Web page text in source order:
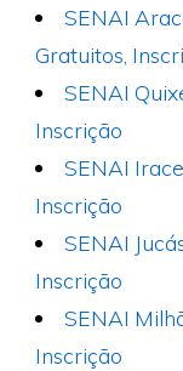
SENAI
Gratuitos,
SENAI
Inscrição
SENAI
Inscrição
SENAI
Inscrição
SENAI
Inscrição